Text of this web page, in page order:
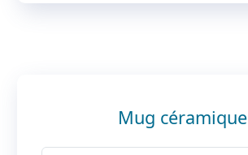
Mug céramique